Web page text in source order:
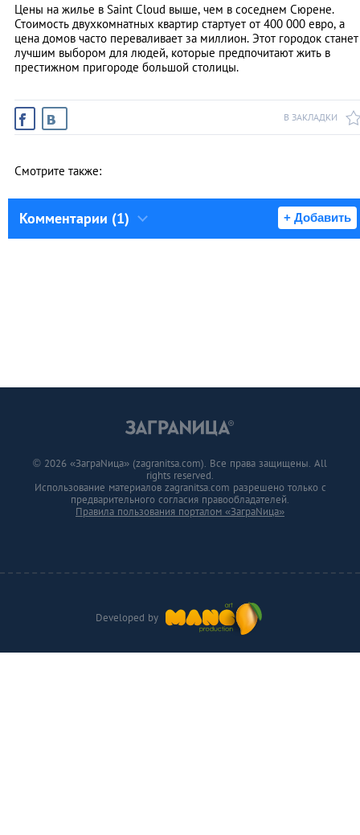
Цены на жилье в Saint Cloud выше, чем в соседнем Сюрене.
Стоимость двухкомнатных квартир стартует от 400 000 евро, а
цена домов часто переваливает за миллион. Этот городок станет
лучшим выбором для людей, которые предпочитают жить в
престижном пригороде большой столицы.
В ЗАКЛАДКИ
Смотрите также:
Комментарии (1) + Добавить
Developed by
© 2026 «ЗаграNица» (zagranitsa.com). Все права защищены. All
rights reserved.
Использование материалов zagranitsa.com разрешено только с
предварительного согласия правообладателей.
Правила пользования порталом «ЗаграNица»